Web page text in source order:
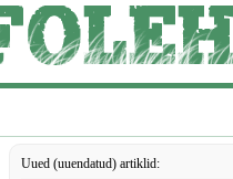
Uued (uuendatud) artiklid: